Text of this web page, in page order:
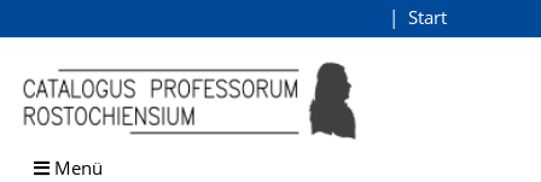
Browsen
direkt zum Inhalt
Start
Menü